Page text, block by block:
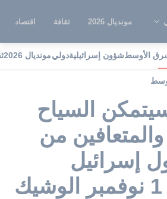
مونديال 2026 ثقافة اقتصاد
الأوسطشؤون إسرائيليةدوليمونديال 2026
السياح
من
إسرائيل